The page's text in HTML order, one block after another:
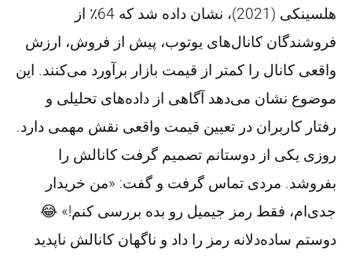
هلسینکی (2021)، نشان داده شد که 64٪ از
فروشندگان کانال‌های یوتوب، پیش از فروش، ارزش
واقعی کانال را کمتر از قیمت بازار برآورد می‌کنند. این
موضوع نشان می‌دهد آگاهی از داده‌های تحلیلی و
رفتار کاربران در تعیین قیمت واقعی نقش مهمی دارد.
روزی یکی از دوستانم تصمیم گرفت کانالش را
بفروشد. مردی تماس گرفت و گفت: «من خریدار
جدی‌ام، فقط رمز جیمیل رو بده بررسی کنم!» 😂
دوستم ساده‌دلانه رمز را داد و ناگهان کانالش ناپدید